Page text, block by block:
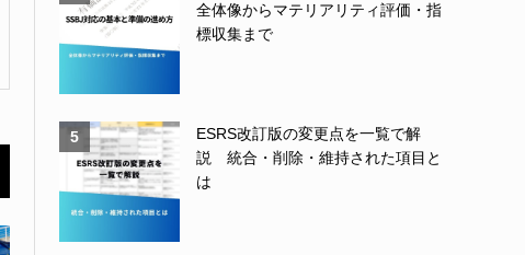
全体像からマテリアリティ評価・指
標収集まで
5
ESRS改訂版の変更点を一覧で解
説 統合・削除・維持された項目と
は